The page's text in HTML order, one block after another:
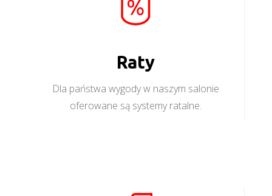
Raty
Dla państwa wygody w naszym salonie
oferowane są systemy ratalne.